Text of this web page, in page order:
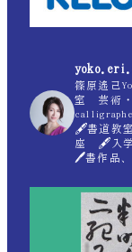
篠原遙己
室 芸術
🖋書道教
座 🖋入学･
🖊書作品